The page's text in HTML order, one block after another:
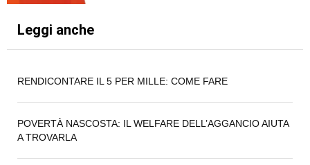
Leggi anche
RENDICONTARE IL 5 PER MILLE: COME FARE
POVERTÀ NASCOSTA: IL WELFARE DELL’AGGANCIO AIUTA
A TROVARLA